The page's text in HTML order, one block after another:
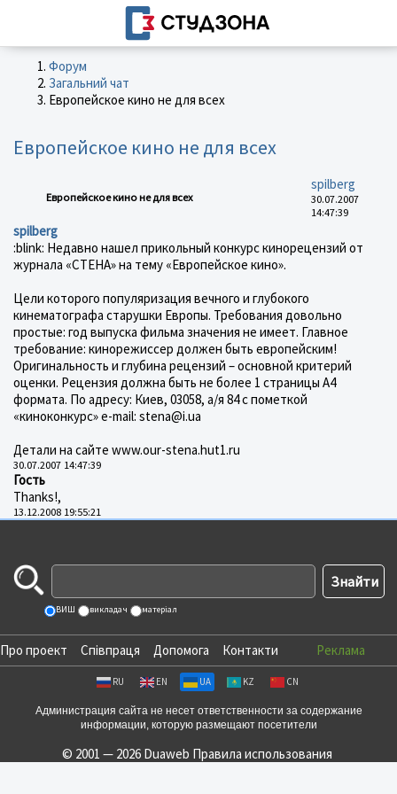
Форум
Загальний чат
Европейское кино не для всех
Европейское кино не для всех
Европейское кино не для всех
spilberg
30.07.2007
14:47:39
spilberg
:blink: Недавно нашел прикольный конкурс кинорецензий от
журнала «СТЕНА» на тему «Европейское кино».
Цели которого популяризация вечного и глубокого
кинематографа старушки Европы. Требования довольно
простые: год выпуска фильма значения не имеет. Главное
требование: кинорежиссер должен быть европейским!
Оригинальность и глубина рецензий – основной критерий
оценки. Рецензия должна быть не более 1 страницы А4
формата. По адресу: Киев, 03058, а/я 84 с пометкой
«киноконкурс» e-mail: stena@i.ua
Детали на сайте www.our-stena.hut1.ru
30.07.2007 14:47:39
Гость
Thanks!,
13.12.2008 19:55:21
ВИШ викладач матеріал
Про проект Співпраця Допомога Контакти Реклама
RU EN UA KZ CN
Администрация сайта не несет ответственности за содержание
информации, которую размещают посетители
© 2001 — 2026 Duaweb Правила использования